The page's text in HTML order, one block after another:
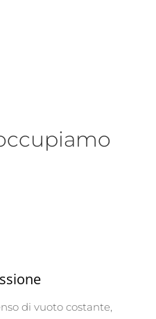
di vuoto costante,